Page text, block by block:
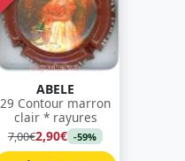
ABELE
29 Contour marron
clair * rayures
7,00€2,90€ -59%